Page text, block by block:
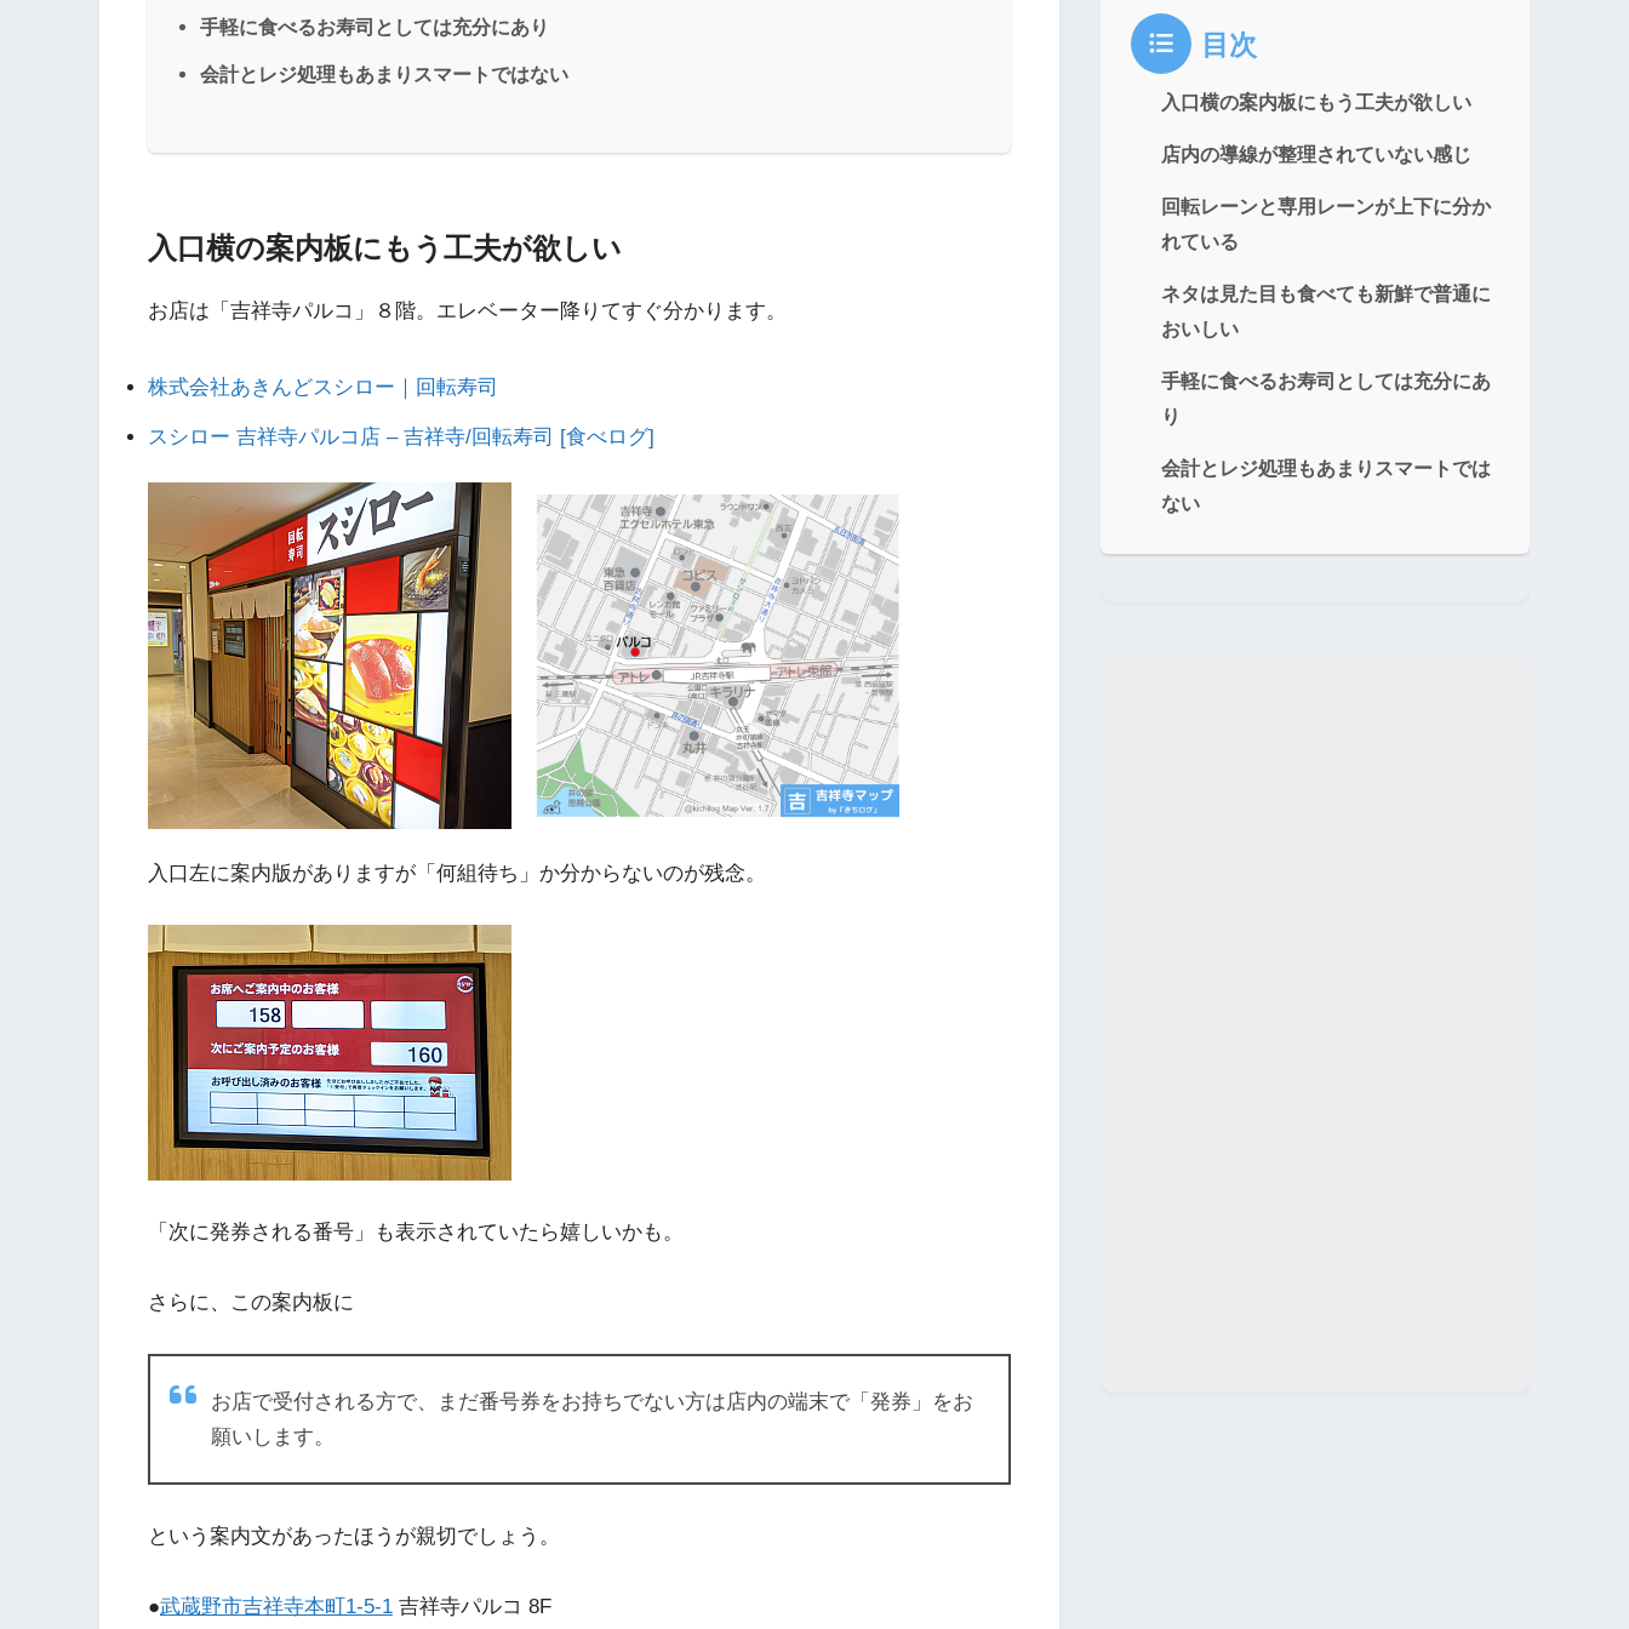
手軽に食べるお寿司としては充分にあり
会計とレジ処理もあまりスマートではない
入口横の案内板にもう工夫が欲しい
お店は「吉祥寺パルコ」８階。エレベーター降りてすぐ分かります。
株式会社あきんどスシロー｜回転寿司
スシロー 吉祥寺パルコ店 – 吉祥寺/回転寿司 [食べログ]
入口左に案内版がありますが「何組待ち」か分からないのが残念。
「次に発券される番号」も表示されていたら嬉しいかも。
さらに、この案内板に
お店で受付される方で、まだ番号券をお持ちでない方は店内の端末で「発券」をお
願いします。
という案内文があったほうが親切でしょう。
●武蔵野市吉祥寺本町1-5-1 吉祥寺パルコ 8F
目次
入口横の案内板にもう工夫が欲しい
店内の導線が整理されていない感じ
回転レーンと専用レーンが上下に分か
れている
ネタは見た目も食べても新鮮で普通に
おいしい
手軽に食べるお寿司としては充分にあ
り
会計とレジ処理もあまりスマートでは
ない